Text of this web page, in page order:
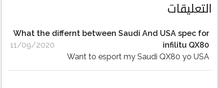
التعليقات
What the differnt between Saudi And USA spec for
infilitu QX80
11/09/2020
Want to esport my Saudi QX80 yo USA